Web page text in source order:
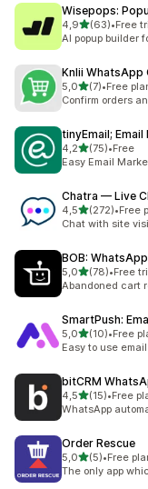
Wisepops:
4,9z 5 hvězd
(63)
Celkový počet
•Free
AI popup builder
Knlii WhatsApp
5,0z 5 hvězd
(7)
Celkový počet
•Free
Confirm orders
tinyEmail;
4,2z 5 hvězd
(75)
Celkový počet
•Free
Easy Email
Chatra — Live
4,5z 5 hvězd
(272)
Celkový počet
•Free
Chat with site
BOB:
5,0z 5 hvězd
(78)
Celkový počet
•Free
Abandoned cart
SmartPush:
5,0z 5 hvězd
(10)
Celkový počet
•Free
Easy to use
bitCRM
4,5z 5 hvězd
(15)
Celkový počet
•Free
WhatsApp
Order Rescue
5,0z 5 hvězd
(5)
Celkový počet
•Free
The only app